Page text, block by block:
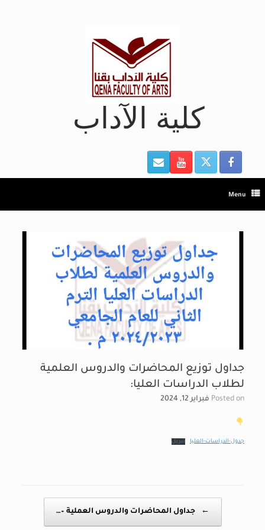
كلية الآداب
Menu
جداول توزيع المحاضرات والدروس العلمية
لطلاب الدراسات العليا:
Posted on فبراير 12, 2024
جدول-الدراسات-العليا تنزيل
← جداول المحاضرات والدروس العملية –…